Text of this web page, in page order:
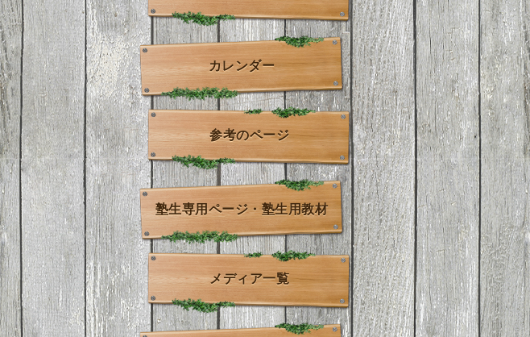
カレンダー
参考のページ
塾生専用ページ・塾生用教材
メディア一覧